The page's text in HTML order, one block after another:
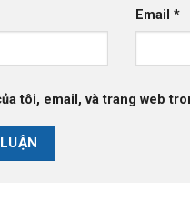
Email*
tôi, email, và trang web